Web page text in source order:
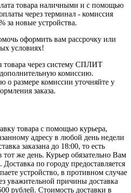
товара наличными и с помощью
через терминал - комиссия
за новые устройства.
оформить вам рассрочку или
условиях!
через систему СПЛИТ
комиссию.
размере комиссии уточняйте у
заказа.
товара с помощью курьера,
адресу в любой день недели
заказана до 18:00, то есть
тот же день. Курьер обязательно Вам
по городу предоставляется
устройство, в противном случае
уважительной причины доставка
рублей. Стоимость доставки в